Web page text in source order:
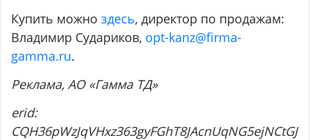
Купить можноздесь, директор по продажам:
Владимир Судариков, opt-kanz@firma-
gamma.ru.
Реклама, АО«ГаммаТД»
erid:
CQH36pWzJqVHxz363gyFGhT8JAcnUqNG5ejNCtGJ